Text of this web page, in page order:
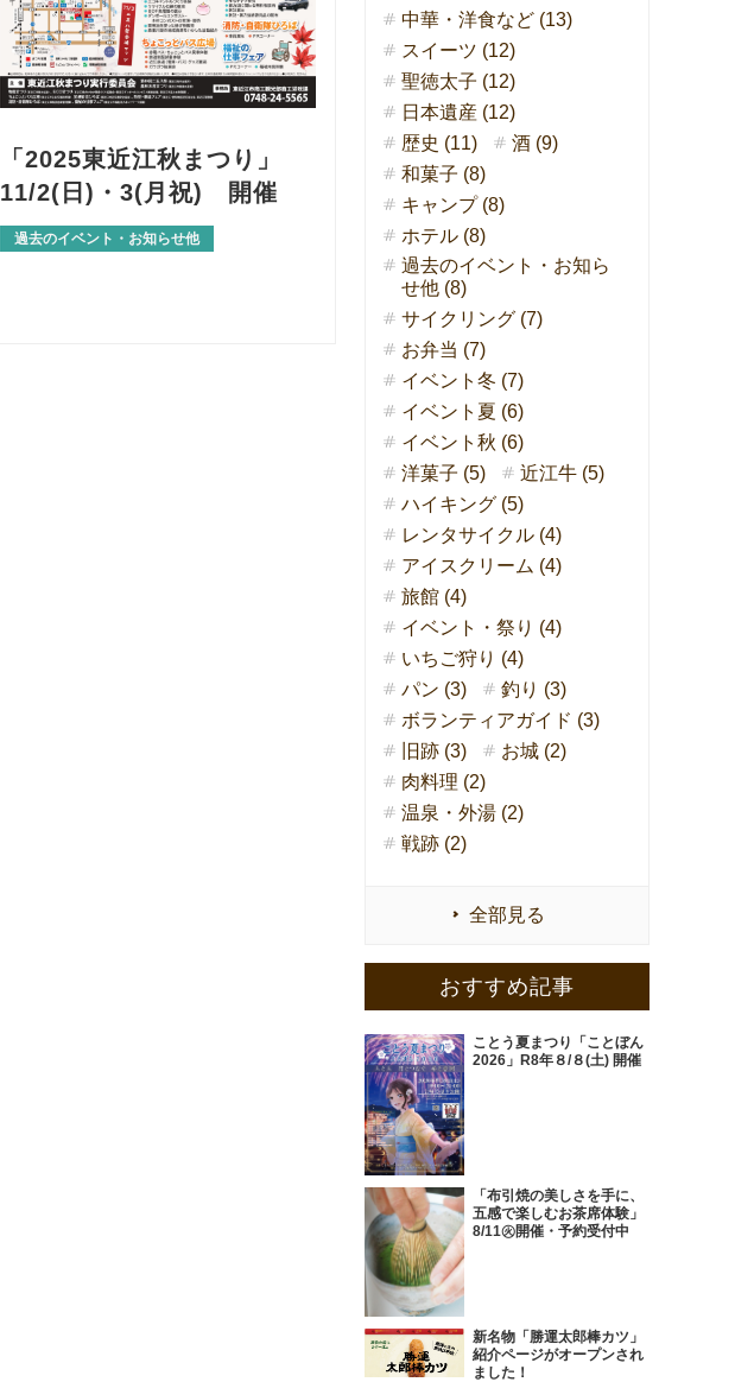
「2025東近江秋まつり」
11/2(日)・3(月祝) 開催
過去のイベント・お知らせ他
中華・洋食など (13)
スイーツ (12)
聖徳太子 (12)
日本遺産 (12)
歴史 (11)
酒 (9)
和菓子 (8)
キャンプ (8)
ホテル (8)
過去のイベント・お知ら
せ他 (8)
サイクリング (7)
お弁当 (7)
イベント冬 (7)
イベント夏 (6)
イベント秋 (6)
洋菓子 (5)
近江牛 (5)
ハイキング (5)
レンタサイクル (4)
アイスクリーム (4)
旅館 (4)
イベント・祭り (4)
いちご狩り (4)
パン (3)
釣り (3)
ボランティアガイド (3)
旧跡 (3)
お城 (2)
肉料理 (2)
温泉・外湯 (2)
戦跡 (2)
全部見る
おすすめ記事
ことう夏まつり「ことぼん
2026」R8年８/８(土) 開催
「布引焼の美しさを手に、
五感で楽しむお茶席体験」
8/11㊋開催・予約受付中
新名物「勝運太郎棒カツ」
紹介ページがオープンされ
ました！